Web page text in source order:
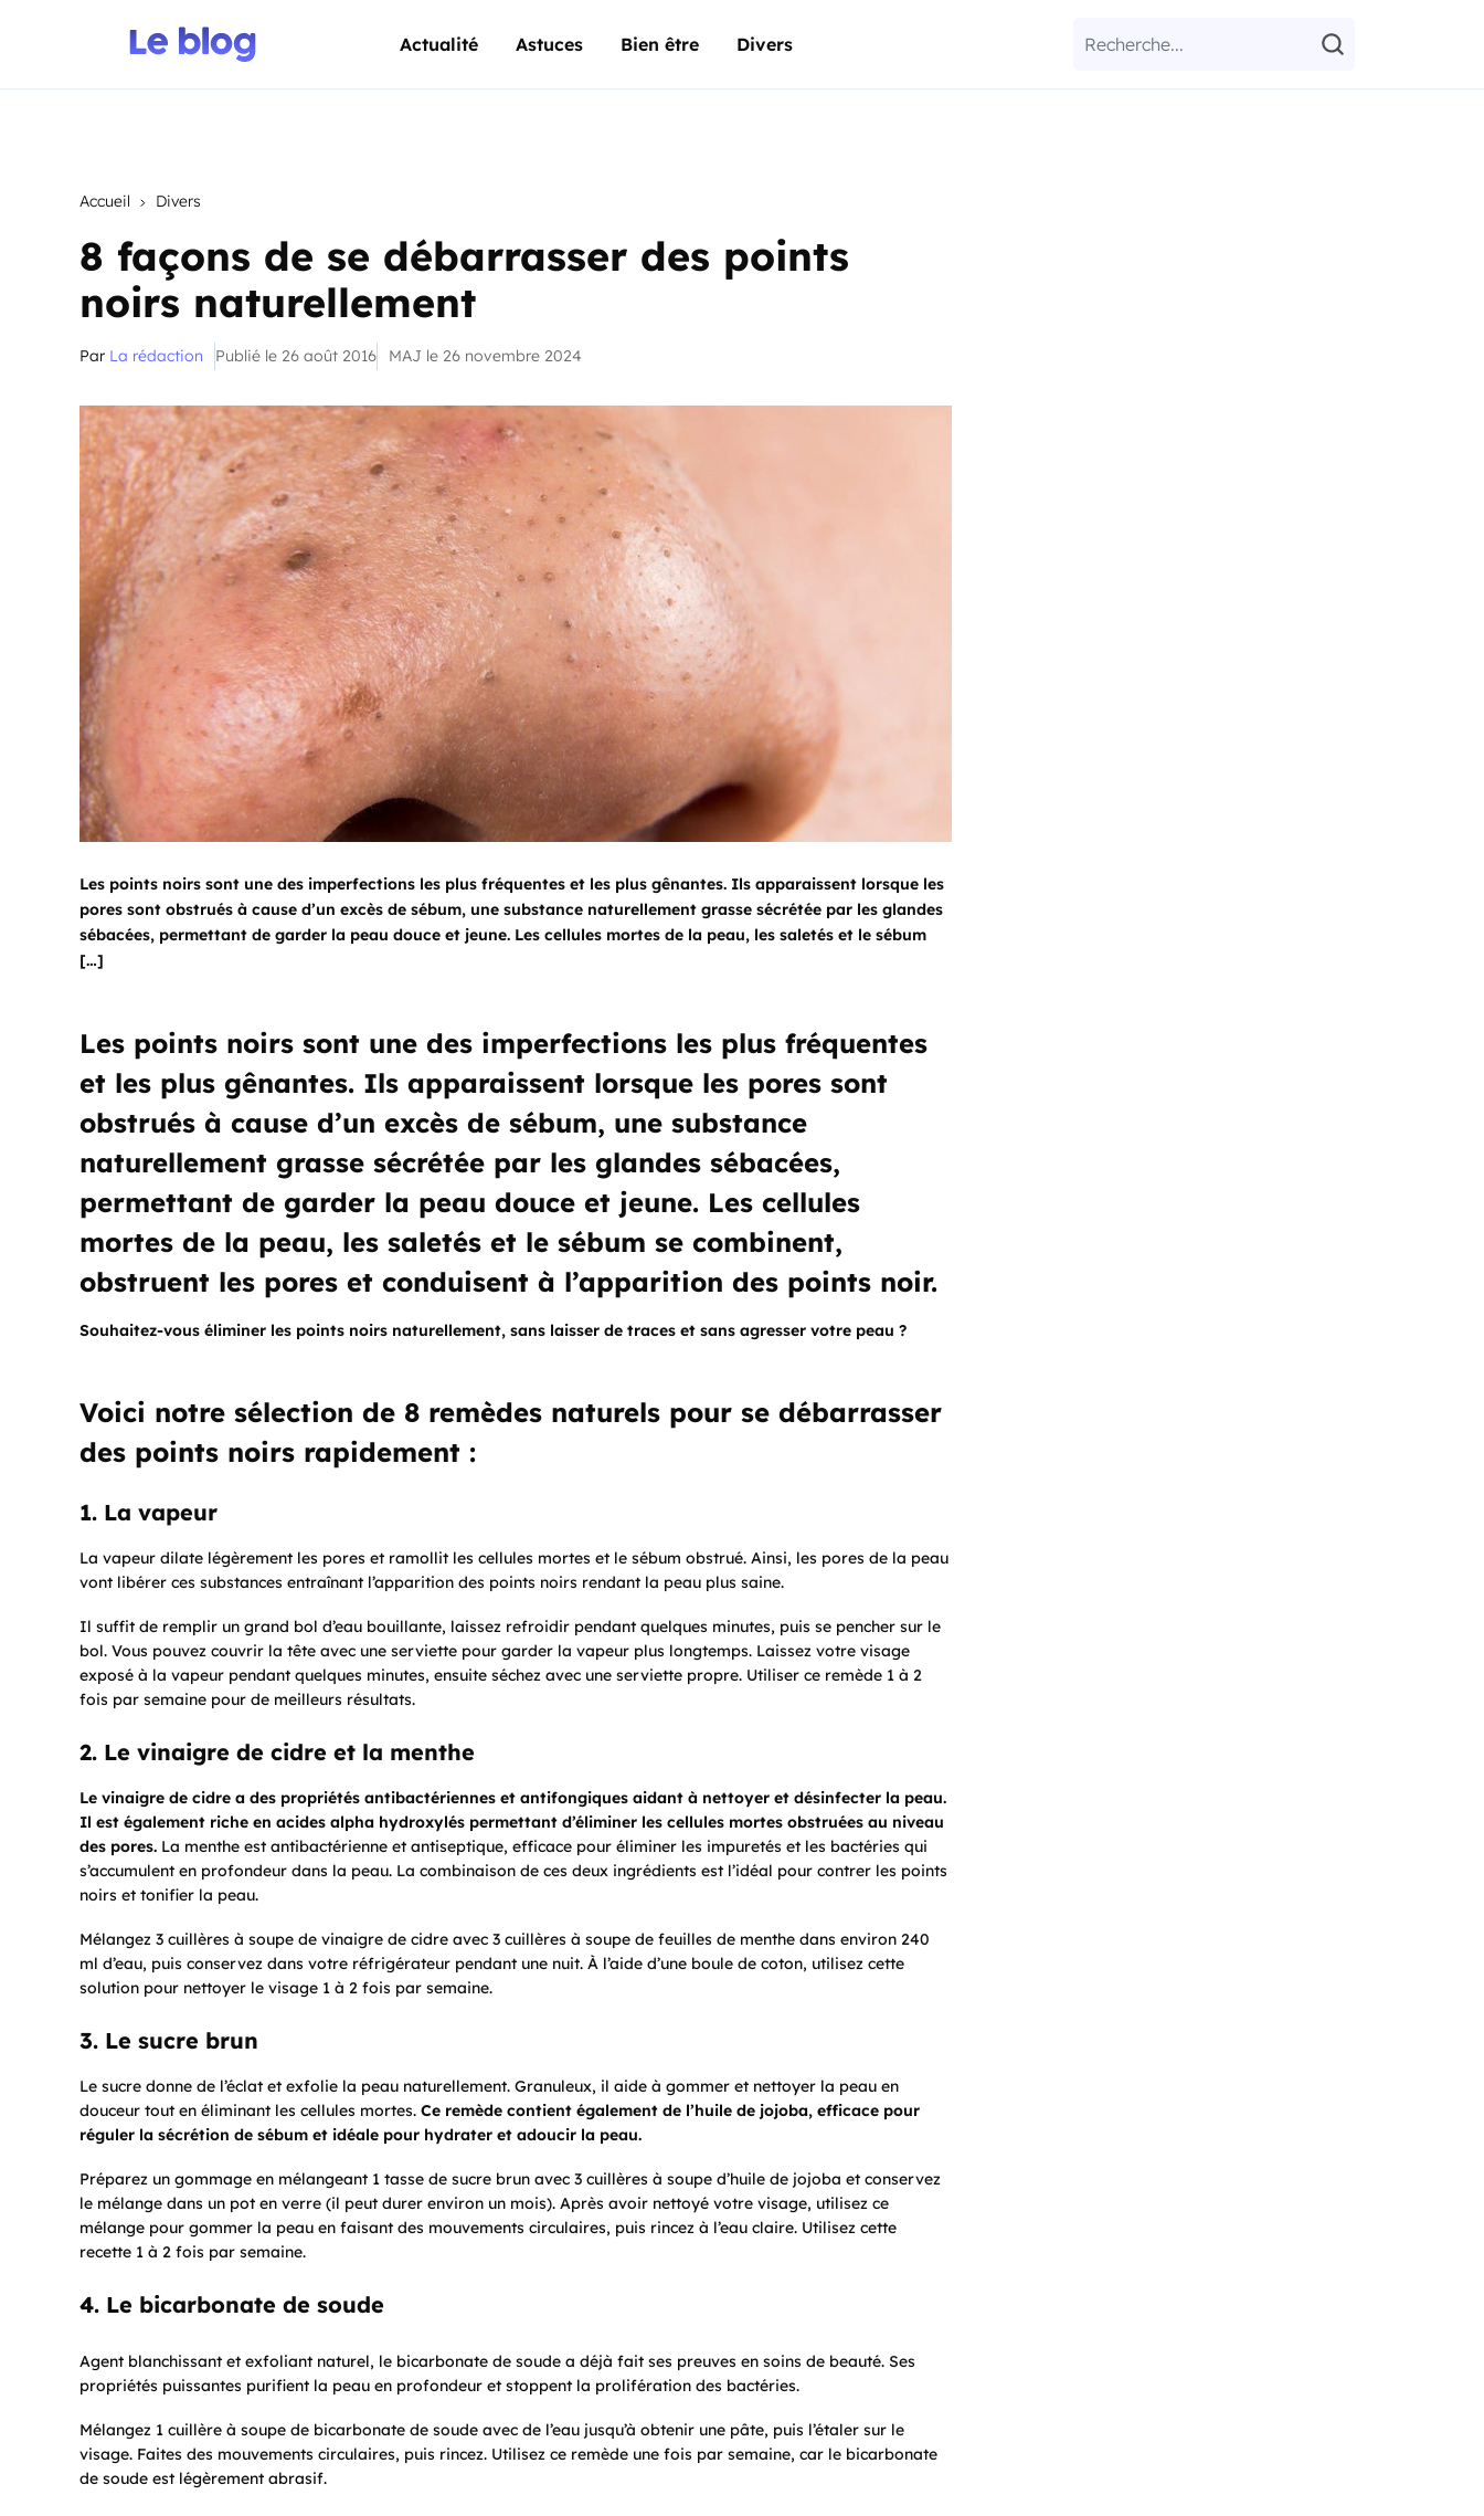
Actualité Astuces Bien être Divers
Accueil Divers
8 façons de se débarrasser des points
noirs naturellement
Par La rédaction Publié le 26 août 2016 MAJ le 26 novembre 2024
Les points noirs sont une des imperfections les plus fréquentes et les plus gênantes. Ils apparaissent lorsque les
pores sont obstrués à cause d’un excès de sébum, une substance naturellement grasse sécrétée par les glandes
sébacées, permettant de garder la peau douce et jeune. Les cellules mortes de la peau, les saletés et le sébum
[…]
Les points noirs sont une des imperfections les plus fréquentes
et les plus gênantes. Ils apparaissent lorsque les pores sont
obstrués à cause d’un excès de sébum, une substance
naturellement grasse sécrétée par les glandes sébacées,
permettant de garder la peau douce et jeune. Les cellules
mortes de la peau, les saletés et le sébum se combinent,
obstruent les pores et conduisent à l’apparition des points noir.
Souhaitez-vous éliminer les points noirs naturellement, sans laisser de traces et sans agresser votre peau ?
Voici notre sélection de 8 remèdes naturels pour se débarrasser
des points noirs rapidement :
1. La vapeur
La vapeur dilate légèrement les pores et ramollit les cellules mortes et le sébum obstrué. Ainsi, les pores de la peau
vont libérer ces substances entraînant l’apparition des points noirs rendant la peau plus saine.
Il suffit de remplir un grand bol d’eau bouillante, laissez refroidir pendant quelques minutes, puis se pencher sur le
bol. Vous pouvez couvrir la tête avec une serviette pour garder la vapeur plus longtemps. Laissez votre visage
exposé à la vapeur pendant quelques minutes, ensuite séchez avec une serviette propre. Utiliser ce remède 1 à 2
fois par semaine pour de meilleurs résultats.
2. Le vinaigre de cidre et la menthe
Le vinaigre de cidre a des propriétés antibactériennes et antifongiques aidant à nettoyer et désinfecter la peau.
Il est également riche en acides alpha hydroxylés permettant d’éliminer les cellules mortes obstruées au niveau
des pores. La menthe est antibactérienne et antiseptique, efficace pour éliminer les impuretés et les bactéries qui
s’accumulent en profondeur dans la peau. La combinaison de ces deux ingrédients est l’idéal pour contrer les points
noirs et tonifier la peau.
Mélangez 3 cuillères à soupe de vinaigre de cidre avec 3 cuillères à soupe de feuilles de menthe dans environ 240
ml d’eau, puis conservez dans votre réfrigérateur pendant une nuit. À l’aide d’une boule de coton, utilisez cette
solution pour nettoyer le visage 1 à 2 fois par semaine.
3. Le sucre brun
Le sucre donne de l’éclat et exfolie la peau naturellement. Granuleux, il aide à gommer et nettoyer la peau en
douceur tout en éliminant les cellules mortes. Ce remède contient également de l’huile de jojoba, efficace pour
réguler la sécrétion de sébum et idéale pour hydrater et adoucir la peau.
Préparez un gommage en mélangeant 1 tasse de sucre brun avec 3 cuillères à soupe d’huile de jojoba et conservez
le mélange dans un pot en verre (il peut durer environ un mois). Après avoir nettoyé votre visage, utilisez ce
mélange pour gommer la peau en faisant des mouvements circulaires, puis rincez à l’eau claire. Utilisez cette
recette 1 à 2 fois par semaine.
4. Le bicarbonate de soude
Agent blanchissant et exfoliant naturel, le bicarbonate de soude a déjà fait ses preuves en soins de beauté. Ses
propriétés puissantes purifient la peau en profondeur et stoppent la prolifération des bactéries.
Mélangez 1 cuillère à soupe de bicarbonate de soude avec de l’eau jusqu’à obtenir une pâte, puis l’étaler sur le
visage. Faites des mouvements circulaires, puis rincez. Utilisez ce remède une fois par semaine, car le bicarbonate
de soude est légèrement abrasif.